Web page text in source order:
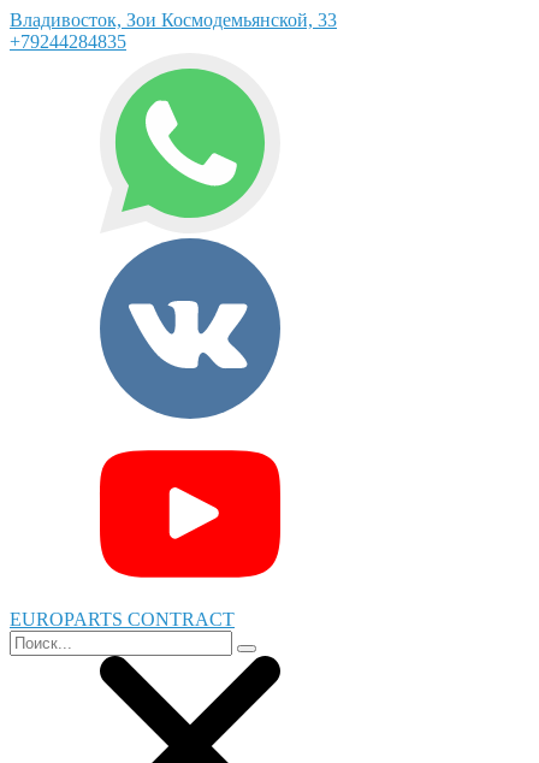
Владивосток, Зои Космодемьянской, 33
+79244284835
EUROPARTS CONTRACT